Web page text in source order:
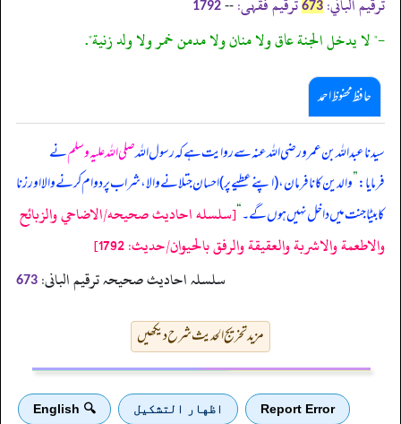
673
--
1792
-" لا يدخل الجنة عاق ولا منان ولا مدمن خمر ولا ولد زنية".
حافظ محفوظ احمد
سیدنا عبداللہ بن عمرو رضی اللہ عنہ سے روایت ہے کہ رسول اللہصلی اللہ علیہ وسلمنے
فرمایا:”والدین کا نافرمان، (اپنے عطیے پر) احسان جتلانے والا، شراب پر دوام کرنے والا اور زنا
کا بیٹا جنت میں داخل نہیں ہوں گے۔“[سلسله احاديث صحيحه/الاضاحي والزبائح
والاطعمة والاشربة والعقيقة والرفق بالحيوان/حدیث: 1792]
سلسلہ احادیث صحیحہ ترقیم البانی: 673
مزید تخریج الحدیث شرح دیکھیں
Report Error اظهار التشكيل 🔍 English